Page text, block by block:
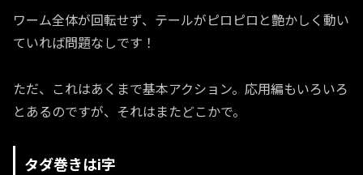
ワーム全体が回転せず、テールがピロピロと艶かしく動い
ていれば問題なしです！
ただ、これはあくまで基本アクション。応用編もいろいろ
とあるのですが、それはまたどこかで。
タダ巻きはi字